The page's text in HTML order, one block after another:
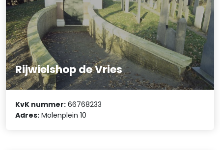
Rijwielshop de Vries
KvK nummer: 66768233
Adres: Molenplein 10